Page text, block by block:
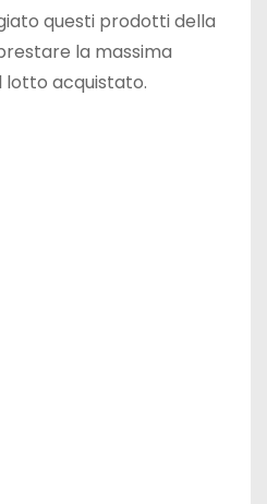
questi prodotti della
la massima
lotto acquistato.